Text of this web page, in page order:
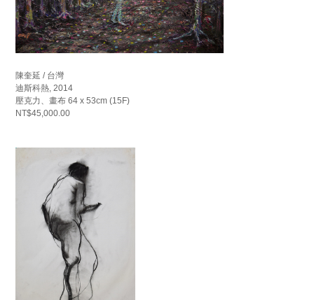
陳奎延 / 台灣
迪斯科熱, 2014
壓克力、畫布 64 x 53cm (15F)
NT$45,000.00